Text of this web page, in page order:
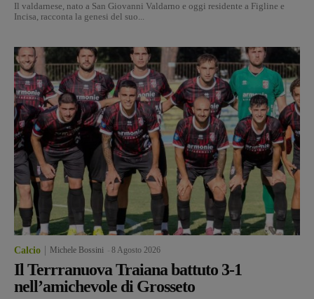
Il valdarnese, nato a San Giovanni Valdarno e oggi residente a Figline e
Incisa, racconta la genesi del suo...
Calcio Michele Bossini 8 Agosto 2026
Il Terrranuova Traiana battuto 3-1
nell’amichevole di Grosseto